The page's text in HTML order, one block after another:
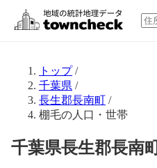
トップ/
千葉県 /
長生郡長南町 /
棚毛の人口・世帯
千葉県長生郡長南